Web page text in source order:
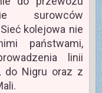
surowców
kolejowa nie
państwami,
linii
do Nigru oraz z